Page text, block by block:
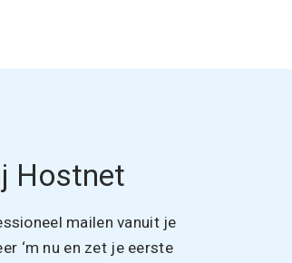
Hostnet
mailen vanuit je
‘m nu en zet je eerste